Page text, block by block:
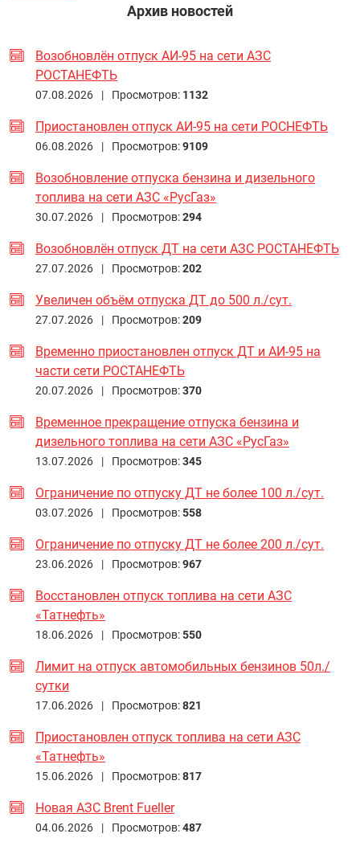
Архив новостей
Возобновлён отпуск АИ-95 на сети АЗС
РОСТАНЕФТЬ
07.08.2026 | Просмотров: 1132
Приостановлен отпуск АИ-95 на сети РОСНЕФТЬ
06.08.2026 | Просмотров:9109
Возобновление отпуска бензина и дизельного
топлива на сети АЗС «РусГаз»
30.07.2026 | Просмотров:294
Возобновлён отпуск ДТ на сети АЗС РОСТАНЕФТЬ
27.07.2026 | Просмотров:202
Увеличен объём отпуска ДТ до 500 л./сут.
27.07.2026 | Просмотров:209
Временно приостановлен отпуск ДТ и АИ-95 на
части сети РОСТАНЕФТЬ
20.07.2026 | Просмотров:370
Временное прекращение отпуска бензина и
дизельного топлива на сети АЗС «РусГаз»
13.07.2026 | Просмотров:345
Ограничение по отпуску ДТ не более 100 л./сут.
03.07.2026 | Просмотров:558
Ограничение по отпуску ДТ не более 200 л./сут.
23.06.2026 | Просмотров:967
Восстановлен отпуск топлива на сети АЗС
«Татнефть»
18.06.2026 | Просмотров:550
Лимит на отпуск автомобильных бензинов 50л./
сутки
17.06.2026 | Просмотров:821
Приостановлен отпуск топлива на сети АЗС
«Татнефть»
15.06.2026 | Просмотров:817
Новая АЗС Brent Fueller
04.06.2026 | Просмотров:487